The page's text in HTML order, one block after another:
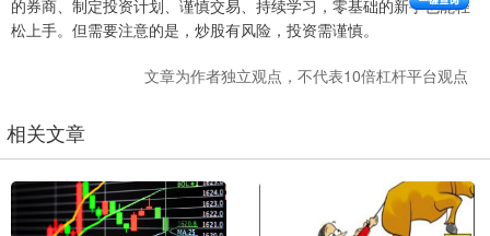
的券商、制定投资计划、谨慎交易、持续学习，零基础的新手也能轻
松上手。但需要注意的是，炒股有风险，投资需谨慎。
文章为作者独立观点，不代表10倍杠杆平台观点
相关文章